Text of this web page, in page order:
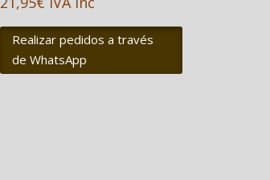
Realizar pedidos a través
de WhatsApp